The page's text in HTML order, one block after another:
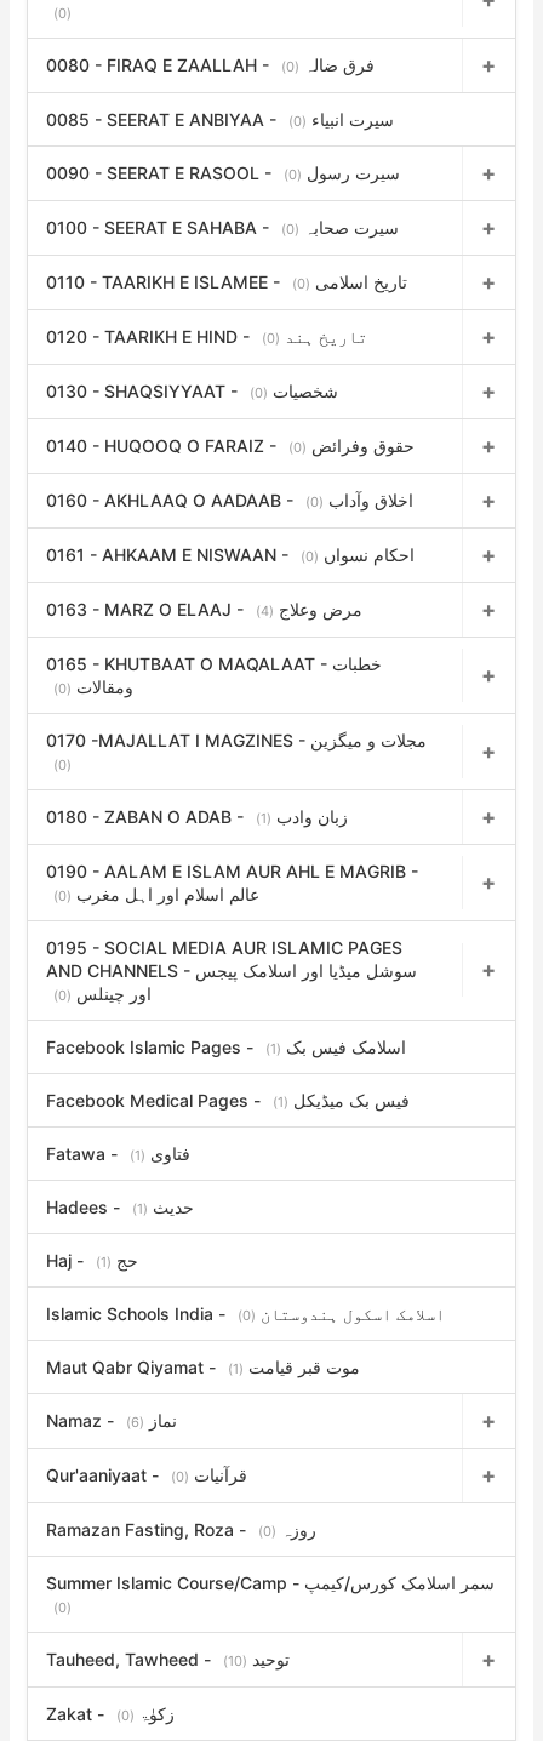
(0)
0080 - FIRAQ E ZAALLAH - فرق ضالہ (0)
0085 - SEERAT E ANBIYAA - سیرت انبیاء (0)
0090 - SEERAT E RASOOL - سیرت رسول (0)
0100 - SEERAT E SAHABA - سیرت صحابہ (0)
0110 - TAARIKH E ISLAMEE - تاریخ اسلامی (0)
0120 - TAARIKH E HIND - تاریخ ہند (0)
0130 - SHAQSIYYAAT - شخصیات (0)
0140 - HUQOOQ O FARAIZ - حقوق وفرائض (0)
0160 - AKHLAAQ O AADAAB - اخلاق وآداب (0)
0161 - AHKAAM E NISWAAN - احکام نسواں (0)
0163 - MARZ O ELAAJ - مرض وعلاج (4)
0165 - KHUTBAAT O MAQALAAT - خطبات
ومقالات (0)
0170 -MAJALLAT I MAGZINES - مجلات و میگزین
(0)
0180 - ZABAN O ADAB - زبان وادب (1)
0190 - AALAM E ISLAM AUR AHL E MAGRIB -
عالم اسلام اور اہل مغرب (0)
0195 - SOCIAL MEDIA AUR ISLAMIC PAGES
AND CHANNELS - سوشل میڈیا اور اسلامک پیجس
اور چینلس (0)
Facebook Islamic Pages - اسلامک فیس بک (1)
Facebook Medical Pages - فیس بک میڈیکل (1)
Fatawa - فتاوی (1)
Hadees - حدیث (1)
Haj - حج (1)
Islamic Schools India - اسلامک اسکول ہندوستان (0)
Maut Qabr Qiyamat - موت قبر قیامت (1)
Namaz - نماز (6)
Qur'aaniyaat - قرآنیات (0)
Ramazan Fasting, Roza - روزہ (0)
Summer Islamic Course/Camp - سمر اسلامک کورس/کیمپ
(0)
Tauheed, Tawheed - توحید (10)
Zakat - زکوٰۃ (0)